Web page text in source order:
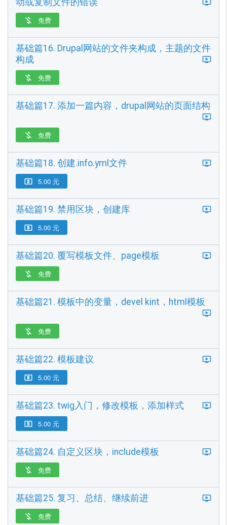
动或复制文件的错误
 免费
基础篇16. Drupal网站的文件夹构成，主题的文件
构成
 免费
基础篇17. 添加一篇内容，drupal网站的页面结构
 免费
基础篇18. 创建.info.yml文件
 5.00 元
基础篇19. 禁用区块，创建库
 5.00 元
基础篇20. 覆写模板文件、page模板
 免费
基础篇21. 模板中的变量，devel kint，html模板
 免费
基础篇22. 模板建议
 5.00 元
基础篇23. twig入门，修改模板，添加样式
 5.00 元
基础篇24. 自定义区块，include模板
 免费
基础篇25. 复习、总结、继续前进
 免费